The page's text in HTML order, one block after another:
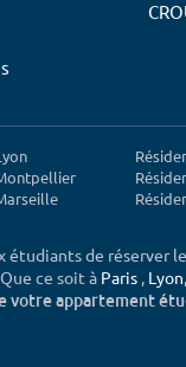
étudiants de réserver
ce soit à Paris , Lyon,
votre appartement